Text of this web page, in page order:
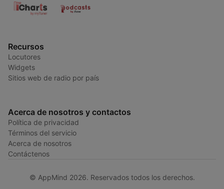
Recursos
Locutores
Widgets
Sitios web de radio por país
Acerca de nosotros y contactos
Política de privacidad
Términos del servicio
Acerca de nosotros
Contáctenos
© AppMind 2026. Reservados todos los derechos.